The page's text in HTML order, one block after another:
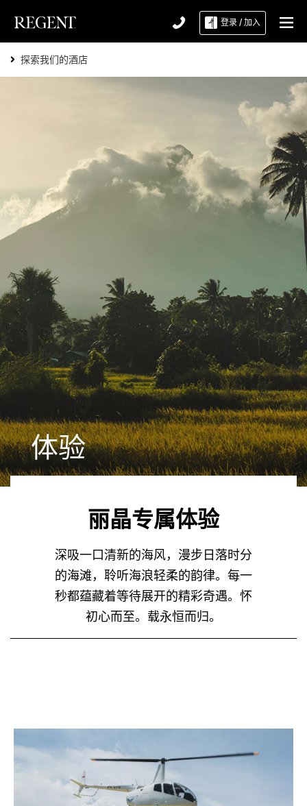
登录 / 加入
探索我们的酒店
主页
水疗与康体
体验
体验
丽晶专属体验
深吸一口清新的海风，漫步日落时分
的海滩，聆听海浪轻柔的韵律。每一
秒都蕴藏着等待展开的精彩奇遇。怀
初心而至。载永恒而归。